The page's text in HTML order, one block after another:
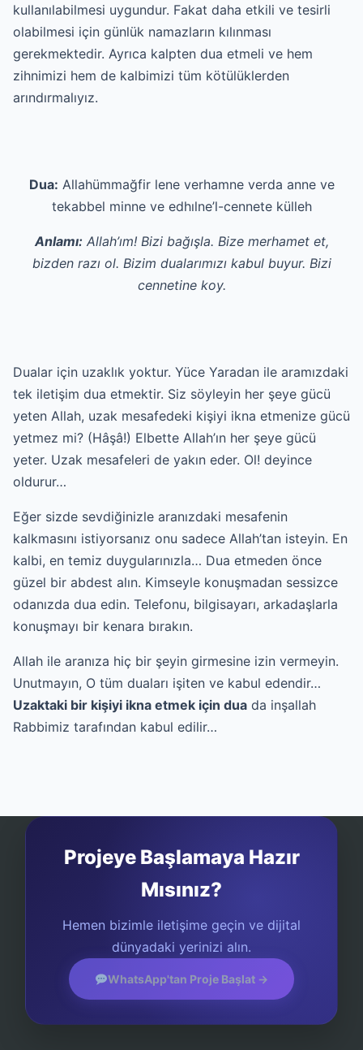
kullanılabilmesi uygundur. Fakat daha etkili ve tesirli
olabilmesi için günlük namazların kılınması
gerekmektedir. Ayrıca kalpten dua etmeli ve hem
zihnimizi hem de kalbimizi tüm kötülüklerden
arındırmalıyız.
Dua: Allahümmağfir lene verhamne verda anne ve
tekabbel minne ve edhılne’l-cennete külleh
Anlamı: Allah’ım! Bizi bağışla. Bize merhamet et,
bizden razı ol. Bizim dualarımızı kabul buyur. Bizi
cennetine koy.
Dualar için uzaklık yoktur. Yüce Yaradan ile aramızdaki
tek iletişim dua etmektir. Siz söyleyin her şeye gücü
yeten Allah, uzak mesafedeki kişiyi ikna etmenize gücü
yetmez mi? (Hâşâ!) Elbette Allah’ın her şeye gücü
yeter. Uzak mesafeleri de yakın eder. Ol! deyince
oldurur…
Eğer sizde sevdiğinizle aranızdaki mesafenin
kalkmasını istiyorsanız onu sadece Allah’tan isteyin. En
kalbi, en temiz duygularınızla… Dua etmeden önce
güzel bir abdest alın. Kimseyle konuşmadan sessizce
odanızda dua edin. Telefonu, bilgisayarı, arkadaşlarla
konuşmayı bir kenara bırakın.
Allah ile aranıza hiç bir şeyin girmesine izin vermeyin.
Unutmayın, O tüm duaları işiten ve kabul edendir…
Uzaktaki bir kişiyi ikna etmek için dua da inşallah
Rabbimiz tarafından kabul edilir…
Projeye Başlamaya Hazır
Mısınız?
Hemen bizimle iletişime geçin ve dijital
dünyadaki yerinizi alın.
WhatsApp'tan Proje Başlat →